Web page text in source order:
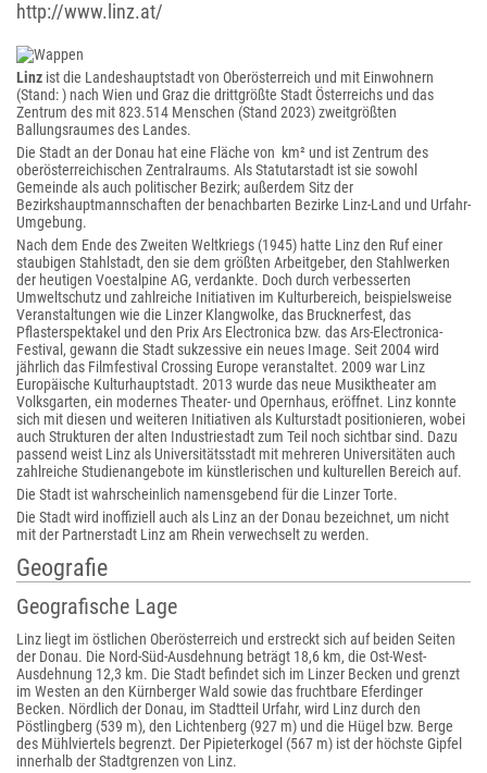
http://www.linz.at/
Linz ist die Landeshauptstadt von Oberösterreich und mit Einwohnern
(Stand: ) nach Wien und Graz die drittgrößte Stadt Österreichs und das
Zentrum des mit 823.514 Menschen (Stand 2023) zweitgrößten
Ballungsraumes des Landes.
Die Stadt an der Donau hat eine Fläche von km² und ist Zentrum des
oberösterreichischen Zentralraums. Als Statutarstadt ist sie sowohl
Gemeinde als auch politischer Bezirk; außerdem Sitz der
Bezirkshauptmannschaften der benachbarten Bezirke Linz-Land und Urfahr-
Umgebung.
Nach dem Ende des Zweiten Weltkriegs (1945) hatte Linz den Ruf einer
staubigen Stahlstadt, den sie dem größten Arbeitgeber, den Stahlwerken
der heutigen Voestalpine AG, verdankte. Doch durch verbesserten
Umweltschutz und zahlreiche Initiativen im Kulturbereich, beispielsweise
Veranstaltungen wie die Linzer Klangwolke, das Brucknerfest, das
Pflasterspektakel und den Prix Ars Electronica bzw. das Ars-Electronica-
Festival, gewann die Stadt sukzessive ein neues Image. Seit 2004 wird
jährlich das Filmfestival Crossing Europe veranstaltet. 2009 war Linz
Europäische Kulturhauptstadt. 2013 wurde das neue Musiktheater am
Volksgarten, ein modernes Theater- und Opernhaus, eröffnet. Linz konnte
sich mit diesen und weiteren Initiativen als Kulturstadt positionieren, wobei
auch Strukturen der alten Industriestadt zum Teil noch sichtbar sind. Dazu
passend weist Linz als Universitätsstadt mit mehreren Universitäten auch
zahlreiche Studienangebote im künstlerischen und kulturellen Bereich auf.
Die Stadt ist wahrscheinlich namensgebend für die Linzer Torte.
Die Stadt wird inoffiziell auch als Linz an der Donau bezeichnet, um nicht
mit der Partnerstadt Linz am Rhein verwechselt zu werden.
Geografie
Geografische Lage
Linz liegt im östlichen Oberösterreich und erstreckt sich auf beiden Seiten
der Donau. Die Nord-Süd-Ausdehnung beträgt 18,6 km, die Ost-West-
Ausdehnung 12,3 km. Die Stadt befindet sich im Linzer Becken und grenzt
im Westen an den Kürnberger Wald sowie das fruchtbare Eferdinger
Becken. Nördlich der Donau, im Stadtteil Urfahr, wird Linz durch den
Pöstlingberg (539 m), den Lichtenberg (927 m) und die Hügel bzw. Berge
des Mühlviertels begrenzt. Der Pipieterkogel (567 m) ist der höchste Gipfel
innerhalb der Stadtgrenzen von Linz.